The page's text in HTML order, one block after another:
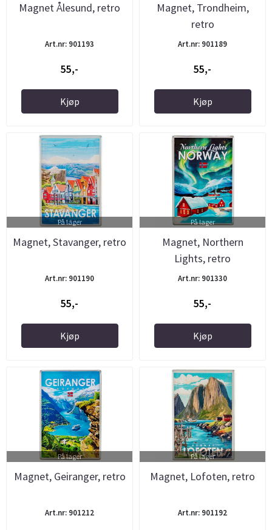
Magnet Ålesund, retro
Art.nr: 901193
55,-
Kjøp
Magnet, Trondheim,
retro
Art.nr: 901189
55,-
Kjøp
På lager
Magnet, Stavanger, retro
Art.nr: 901190
55,-
Kjøp
På lager
Magnet, Northern
Lights, retro
Art.nr: 901330
55,-
Kjøp
På lager
Magnet, Geiranger, retro
Art.nr: 901212
På lager
Magnet, Lofoten, retro
Art.nr: 901192